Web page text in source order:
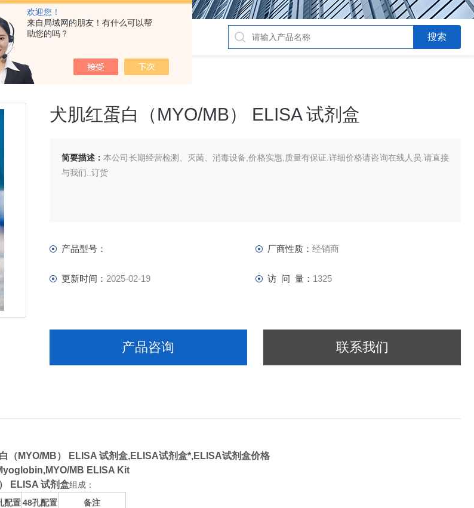
欢迎您！
来自局域网的朋友！有什么可以帮
助您的吗？
白（MYO/MB） ELISA 试剂盒
犬肌红蛋白（MYO/MB） ELISA 试剂盒
简要描述：本公司长期经营检测、灭菌、消毒设备,价格实惠,质量有保证.详细价格请咨询在线人员.请直接
与我们..订货
产品型号： 厂商性质： 经销商
更新时间： 2025-02-19 访 问 量： 1325
产品咨询 联系我们
（MYO/MB） ELISA 试剂盒,ELISA试剂盒*,ELISA试剂盒价格
Myoglobin,MYO/MB ELISA Kit
ELISA 试剂盒组成：
配置 48孔配置 备注